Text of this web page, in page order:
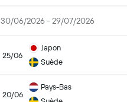
30/06/2026 - 29/07/2026
25/06
Japon
Suède
20/06
Pays-Bas